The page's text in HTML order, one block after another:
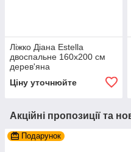
Ліжко Діана Estella
двоспальне 160х200 см
дерев'яна
Ціну уточнюйте
Акційні пропозиції та
Подарунок